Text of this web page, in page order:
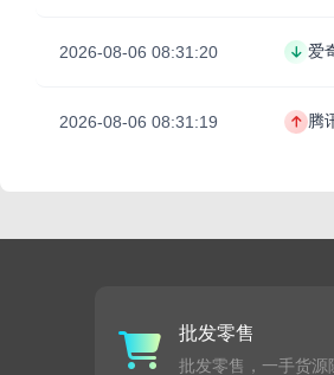
2026-08-06 08:31:20 爱
2026-08-06 08:31:19 腾
批发零售
批发零售，一手货源